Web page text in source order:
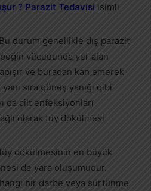
? Parazit Tedavisi isimli
Bu durum genellikle dış parazit
vücudunda yer alan
ve buradan kan emerek
sıra güneş yanığı gibi
da cilt enfeksiyonları
olarak tüy dökülmesi
dökülmesinin en büyük
de yara oluşumudur.
bir darbe veya sürtünme